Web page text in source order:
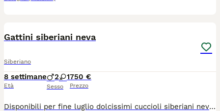
Gattini siberiani neva
Siberiano
8 settimane
Età
2 1
Sesso
750 €
Prezzo
Disponibili per fine luglio dolcissimi cuccioli siberiani neva nati in casa. Genitori di mia proprietà entrambi siberiani neva puri, sani, in regola con tutte le vaccinazioni e testati fiv/felv negativi. I cuccioli saranno consegnati con sverminazione completa, svezzati con cibo di ottima qualità e abituati alla lettiera e tiragraffi. Non hanno il pedigree.